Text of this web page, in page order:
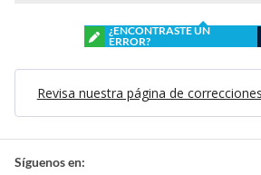
¿ENCONTRASTE UN
ERROR?
Revisa nuestra página de correcciones
Síguenos en: